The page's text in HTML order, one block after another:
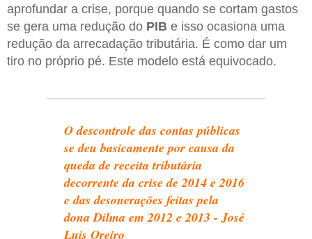
aprofundar a crise, porque quando se cortam gastos
se gera uma redução do PIB e isso ocasiona uma
redução da arrecadação tributária. É como dar um
tiro no próprio pé. Este modelo está equivocado.
O descontrole das contas públicas
se deu basicamente por causa da
queda de receita tributária
decorrente da crise de 2014 e 2016
e das desonerações feitas pela
dona Dilma em 2012 e 2013 - José
Luis Oreiro